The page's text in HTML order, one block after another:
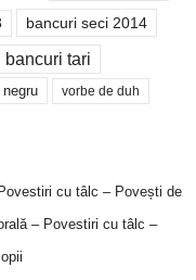
bancuri seci 2014
bancuri tari
vorbe de duh
cu tâlc – Povești de
– Povestiri cu tâlc –